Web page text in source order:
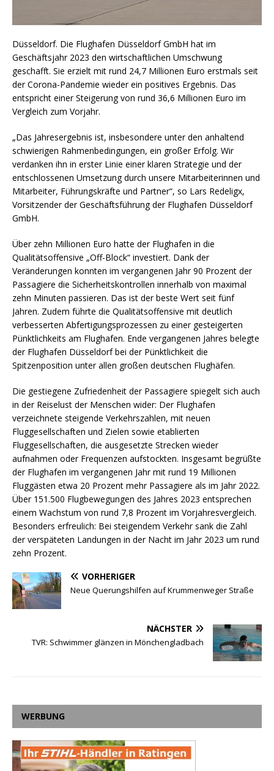
Düsseldorf. Die Flughafen Düsseldorf GmbH hat im
Geschäftsjahr 2023 den wirtschaftlichen Umschwung
geschafft. Sie erzielt mit rund 24,7 Millionen Euro erstmals seit
der Corona-Pandemie wieder ein positives Ergebnis. Das
entspricht einer Steigerung von rund 36,6 Millionen Euro im
Vergleich zum Vorjahr.
„Das Jahresergebnis ist, insbesondere unter den anhaltend
schwierigen Rahmenbedingungen, ein großer Erfolg. Wir
verdanken ihn in erster Linie einer klaren Strategie und der
entschlossenen Umsetzung durch unsere Mitarbeiterinnen und
Mitarbeiter, Führungskräfte und Partner“, so Lars Redeligx,
Vorsitzender der Geschäftsführung der Flughafen Düsseldorf
GmbH.
Über zehn Millionen Euro hatte der Flughafen in die
Qualitätsoffensive „Off-Block“ investiert. Dank der
Veränderungen konnten im vergangenen Jahr 90 Prozent der
Passagiere die Sicherheitskontrollen innerhalb von maximal
zehn Minuten passieren. Das ist der beste Wert seit fünf
Jahren. Zudem führte die Qualitätsoffensive mit deutlich
verbesserten Abfertigungsprozessen zu einer gesteigerten
Pünktlichkeits am Flughafen. Ende vergangenen Jahres belegte
der Flughafen Düsseldorf bei der Pünktlichkeit die
Spitzenposition unter allen großen deutschen Flughäfen.
Die gestiegene Zufriedenheit der Passagiere spiegelt sich auch
in der Reiselust der Menschen wider: Der Flughafen
verzeichnete steigende Verkehrszahlen, mit neuen
Fluggesellschaften und Zielen sowie etablierten
Fluggesellschaften, die ausgesetzte Strecken wieder
aufnahmen oder Frequenzen aufstockten. Insgesamt begrüßte
der Flughafen im vergangenen Jahr mit rund 19 Millionen
Fluggästen etwa 20 Prozent mehr Passagiere als im Jahr 2022.
Über 151.500 Flugbewegungen des Jahres 2023 entsprechen
einem Wachstum von rund 7,8 Prozent im Vorjahresvergleich.
Besonders erfreulich: Bei steigendem Verkehr sank die Zahl
der verspäteten Landungen in der Nacht im Jahr 2023 um rund
zehn Prozent.
VORHERIGER
Neue Querungshilfen auf Krummenweger Straße
NÄCHSTER
TVR: Schwimmer glänzen in Mönchengladbach
WERBUNG